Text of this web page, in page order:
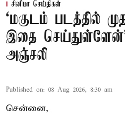
சினிமா செய்திகள்
‘மகுடம் படத்தில்
இதை
அஞ்சலி
Published on: 08 Aug 2026, 8:30 am
சென்னை,